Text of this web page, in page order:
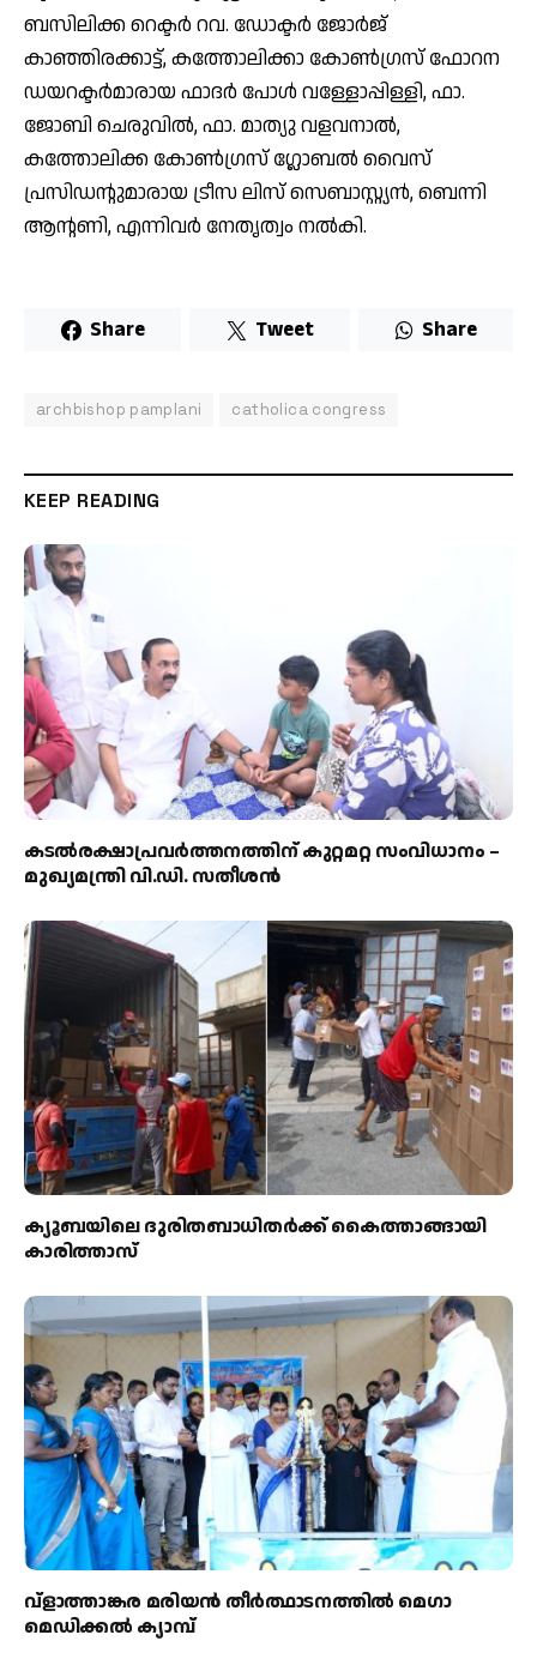
ബസിലിക്ക റെക്ടർ റവ. ഡോക്ടർ ജോർജ്
കാഞ്ഞിരക്കാട്ട്, കത്തോലിക്കാ കോൺഗ്രസ് ഫോറന
ഡയറക്ടർമാരായ ഫാദർ പോൾ വള്ളോപ്പിള്ളി, ഫാ.
ജോബി ചെരുവിൽ, ഫാ. മാത്യു വളവനാൽ,
കത്തോലിക്ക കോൺഗ്രസ് ഗ്ലോബൽ വൈസ്
പ്രസിഡന്റുമാരായ ട്രീസ ലിസ് സെബാസ്റ്റ്യൻ, ബെന്നി
ആന്റണി, എന്നിവർ നേതൃത്വം നൽകി.
Share Tweet Share
archbishop pamplani catholica congress
KEEP READING
കടല്‍രക്ഷാപ്രവര്‍ത്തനത്തിന് കുറ്റമറ്റ സംവിധാനം –
മുഖ്യമന്ത്രി വി.ഡി. സതീശന്‍
ക്യൂബയിലെ ദുരിതബാധിതർക്ക് കൈത്താങ്ങായി
കാരിത്താസ്
വ്ളാത്താങ്കര മരിയൻ തീർത്ഥാടനത്തിൽ മെഗാ
മെഡിക്കൽ ക്യാമ്പ്